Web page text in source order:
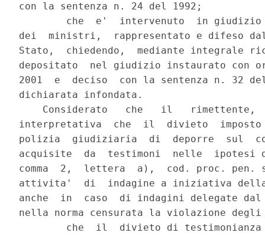
con la sentenza n. 24 del 1992;
che  e'  intervenuto  in
dei  ministri,  rappresentato e difeso
Stato,  chiedendo,  mediante integrale
depositato  nel giudizio instaurato con
2001  e  deciso  con la sentenza n. 32
dichiarata infondata.
Considerato   che   il   rimettente,
interpretativa  che  il  divieto
polizia  giudiziaria  di  deporre  sul
acquisite  da  testimoni  nelle  ipotesi
comma  2,  lettera  a),  cod. proc. pen.
attivita'  di  indagine a iniziativa
anche  in  caso  di indagini delegate
nella norma censurata la violazione
che  il  divieto di